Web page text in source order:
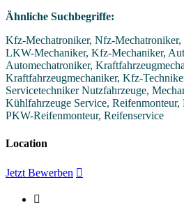
Ähnliche Suchbegriffe:
Kfz-Mechatroniker, Nfz-Mechatroniker,
LKW-Mechaniker, Kfz-Mechaniker,
Automechatroniker,
Kraftfahrzeugmechaniker, Kfz-
Servicetechniker Nutzfahrzeuge,
Kühlfahrzeuge Service,
PKW-Reifenmonteur, Reifenservice
Location
Jetzt Bewerben